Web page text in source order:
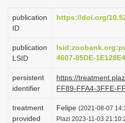
g
i
n
publication
ID
https://doi.org/
publication
LSID
4607-85DE-
persistent
identifier
https://
FF89-FFA4-3FFE-
treatment
provided
Felipe (2021-08-07
Plazi 2023-11-03